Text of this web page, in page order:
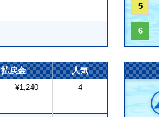
5
6
払戻金 人気
¥1,240 4